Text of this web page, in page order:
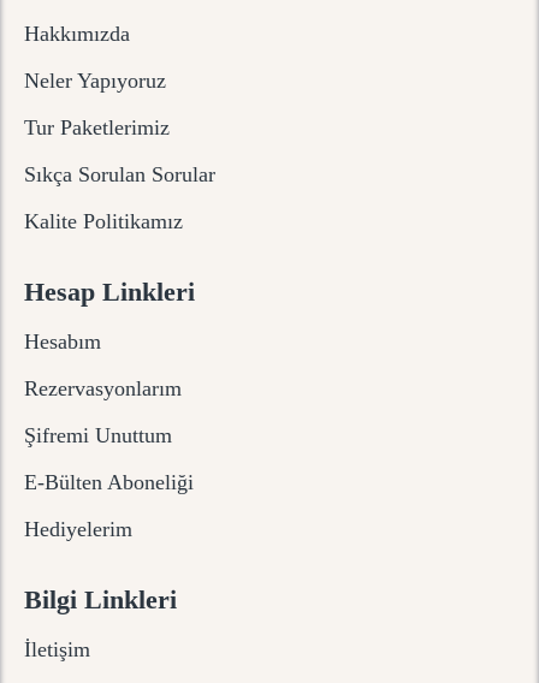
Hakkımızda
Neler Yapıyoruz
Tur Paketlerimiz
Sıkça Sorulan Sorular
Kalite Politikamız
Hesap Linkleri
Hesabım
Rezervasyonlarım
Şifremi Unuttum
E-Bülten Aboneliği
Hediyelerim
Bilgi Linkleri
İletişim